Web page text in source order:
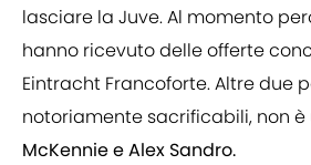
lasciare la Juve. Al momento
hanno ricevuto delle offerte
Eintracht Francoforte. Altre due
notoriamente sacrificabili, non è
McKennie e Alex Sandro.